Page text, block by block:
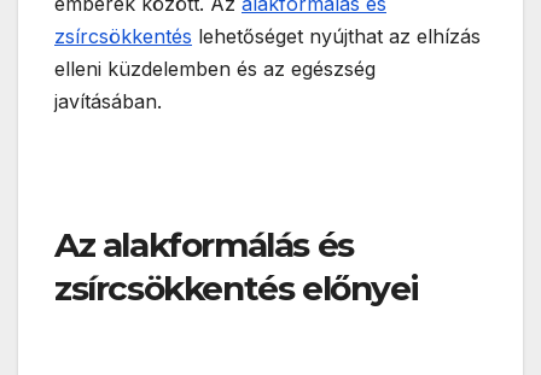
zsírcsökkentés lehetőséget nyújthat az elhízás
elleni küzdelemben és az egészség
javításában.
Az alakformálás és
zsírcsökkentés előnyei